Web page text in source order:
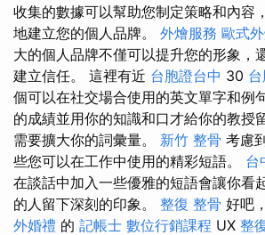
收集的數據可以幫助您制定策略和內容
地建立您的個人品牌。 外燴服務 歐式
大的個人品牌不僅可以提升您的形象，
建立信任。 這裡有近 台胞證台中 30
個可以在社交場合使用的英文單字和例
的成績並用你的知識和口才給你的教授
需要擴大你的詞​​彙量。 新竹 整骨 考慮
些您可以在工作中使用的精彩短語。 台
在談話中加入一些優雅的短語會讓你看
的人留下深刻的印象。 整復 整骨 好吧
外婚禮 的 記帳士 數位行銷課程 UX 整